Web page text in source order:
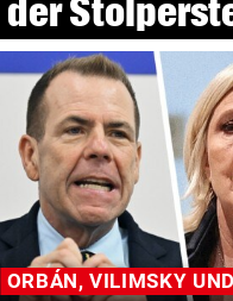
der
ORBÁN, VILIMSKY